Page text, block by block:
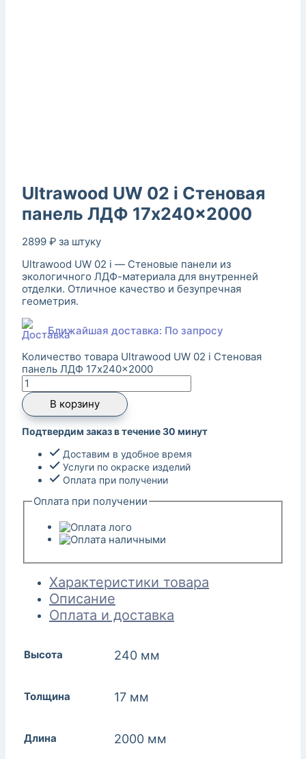
Ultrawood UW 02 i Стеновая
панель ЛДФ 17x240x2000
2899 ₽ за штуку
Ultrawood UW 02 i — Стеновые панели из
экологичного ЛДФ-материала для внутренней
отделки. Отличное качество и безупречная
геометрия.
Ближайшая доставка: По запросу
Количество товара Ultrawood UW 02 i Стеновая
панель ЛДФ 17x240x2000
В корзину
Подтвердим заказ в течение 30 минут
Доставим в удобное время
Услуги по окраске изделий
Оплата при получении
Оплата при получении
Характеристики товара
Описание
Оплата и доставка
Высота 240 мм
Толщина 17 мм
Длина 2000 мм